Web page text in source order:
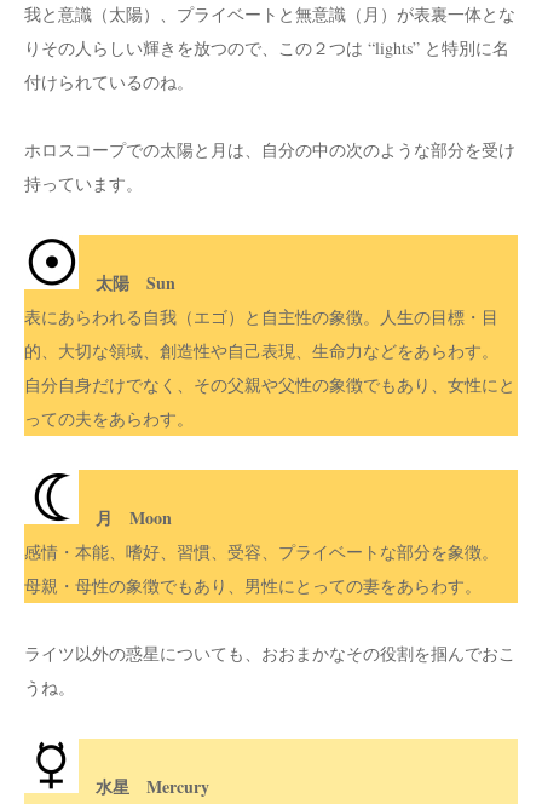
我と意識（太陽）、プライベートと無意識（月）が表裏一体とな
りその人らしい輝きを放つので、この２つは “lights” と特別に名
付けられているのね。
ホロスコープでの太陽と月は、自分の中の次のような部分を受け
持っています。
太陽 Sun
表にあらわれる自我（エゴ）と自主性の象徴。人生の目標・目
的、大切な領域、創造性や自己表現、生命力などをあらわす。
自分自身だけでなく、その父親や父性の象徴でもあり、女性にと
っての夫をあらわす。
月 Moon
感情・本能、嗜好、習慣、受容、プライベートな部分を象徴。
母親・母性の象徴でもあり、男性にとっての妻をあらわす。
ライツ以外の惑星についても、おおまかなその役割を掴んでおこ
うね。
水星 Mercury